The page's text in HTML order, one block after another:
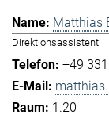
Matthias
Direktionsassistent
+49
1.20